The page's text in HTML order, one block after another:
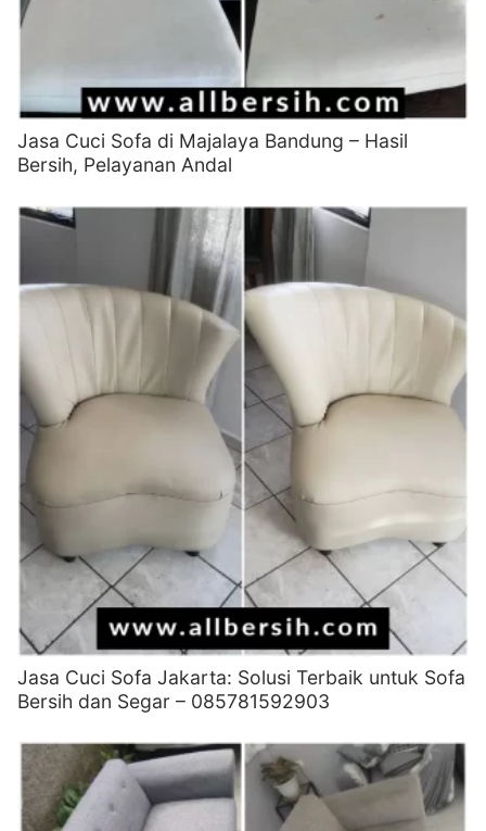
Jasa Cuci Sofa di Majalaya Bandung – Hasil
Bersih, Pelayanan Andal
Jasa Cuci Sofa Jakarta: Solusi Terbaik untuk Sofa
Bersih dan Segar – 085781592903